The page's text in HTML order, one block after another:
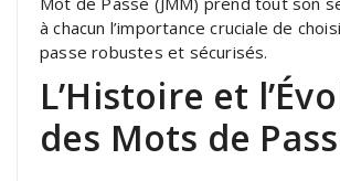
à chacun l’importance cruciale de
passe robustes et sécurisés.
L’Histoire et
des Mots de